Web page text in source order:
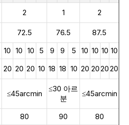
2 1
2
72.5 76.5
87.5
10 10 10 5 9 9 5 10 10 10 10
20 20 20 10 18 18 10 20 202020
≤45arcmin
≤30 아르
분
≤45arcmin
80 90
80